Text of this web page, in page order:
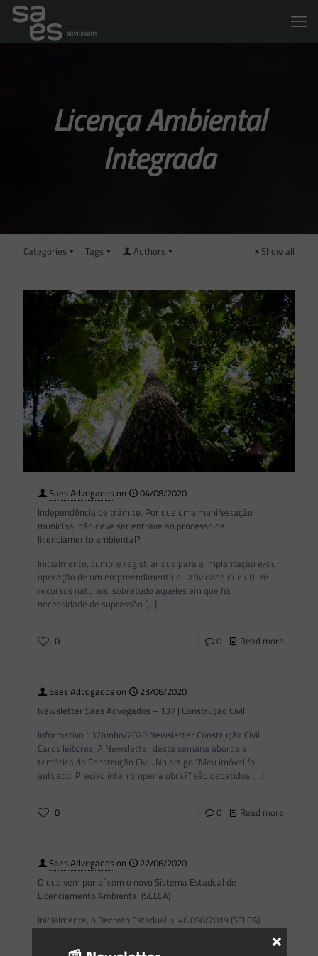
Licença Ambiental
Integrada
Categories Tags Authors Show all
Saes Advogadoson
04/08/2020
Independência de trâmite. Por que uma manifestação
municipal não deve ser entrave ao processo de
licenciamento ambiental?
Inicialmente, cumpre registrar que para a implantação e/ou
operação de um empreendimento ou atividade que utilize
recursos naturais, sobretudo aqueles em que há
necessidade de supressão […]
0 0 Read more
Saes Advogadoson
23/06/2020
Newsletter Saes Advogados – 137 | Construção Civil
Informativo 137Junho/2020 Newsletter Construção Civil
Caros leitores, A Newsletter desta semana aborda a
temática da Construção Civil. No artigo “Meu imóvel foi
autuado. Preciso interromper a obra?” são debatidos […]
0 0 Read more
Saes Advogadoson
22/06/2020
O que vem por aí com o novo Sistema Estadual de
Licenciamento Ambiental (SELCA)
Inicialmente, o Decreto Estadual n. 46.890/2019 (SELCA),
estabelece como premissas o princípio da sustentabilidade,
a simplificação de procedimentos, bem como o controle
×